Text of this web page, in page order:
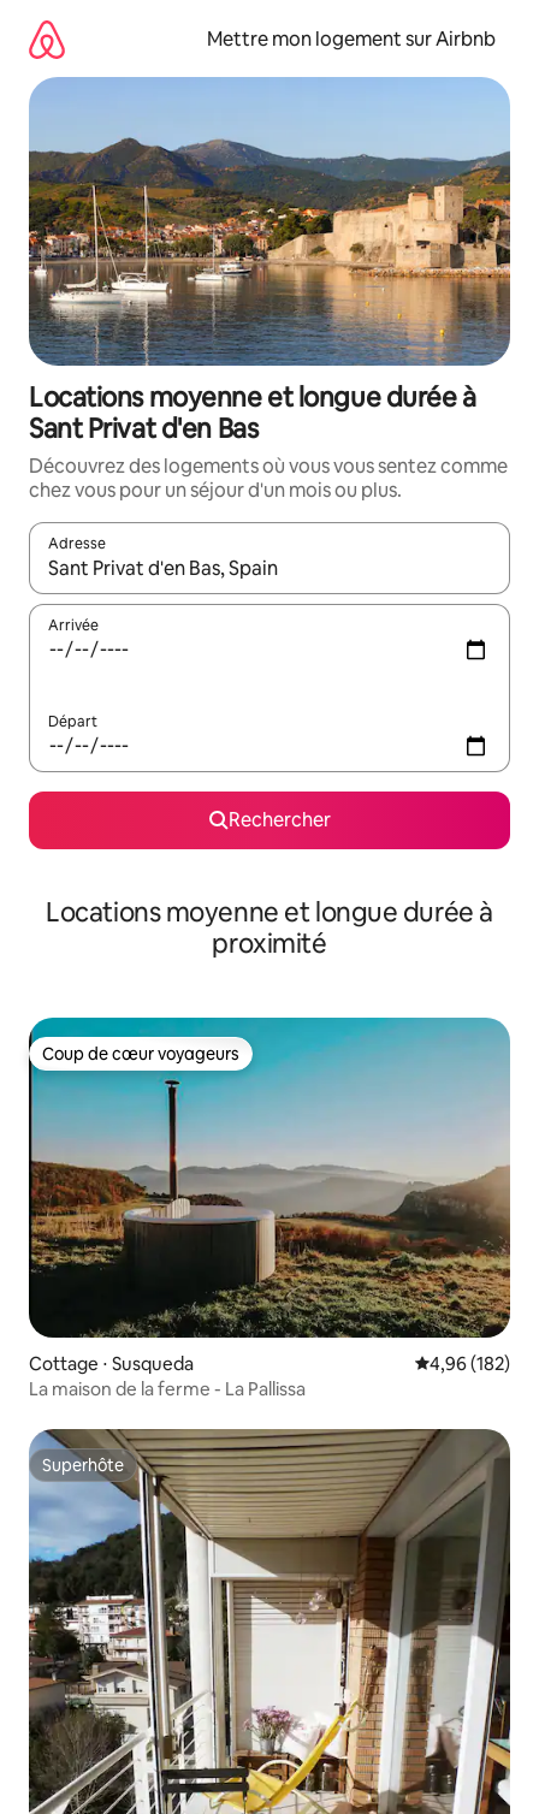
directement
contenu
Mettre mon logement sur Airbnb
Locations moyenne et longue durée à
Sant Privat d'en Bas
Découvrez des logements où vous vous sentez comme
chez vous pour un séjour d'un mois ou plus.
Adresse
Lorsque les résultats s'affichent, utilisez les flèches vers le
Arrivée
Départ
Rechercher
Locations moyenne et longue durée à
proximité
Coup de cœur voyageurs
Coup de cœur voyageurs
Cottage ⋅ Susqueda Évaluation
4,96 (182)
La maison de la ferme - La Pallissa
Superhôte
Superhôte